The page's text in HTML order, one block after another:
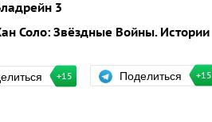
3
Соло: Звёздные Войны. Истории
+15 Поделиться +15